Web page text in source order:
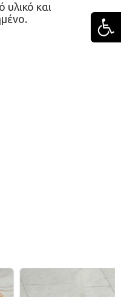
υλικό και